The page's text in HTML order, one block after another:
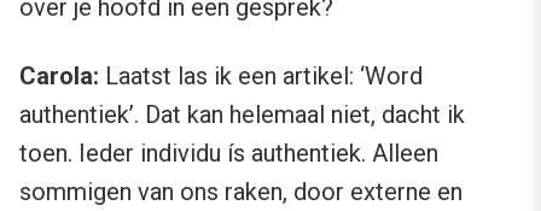
over je hoofd in een gesprek?
Carola: Laatst las ik een artikel: ‘Word
authentiek’. Dat kan helemaal niet, dacht ik
toen. Ieder individu ís authentiek. Alleen
sommigen van ons raken, door externe en